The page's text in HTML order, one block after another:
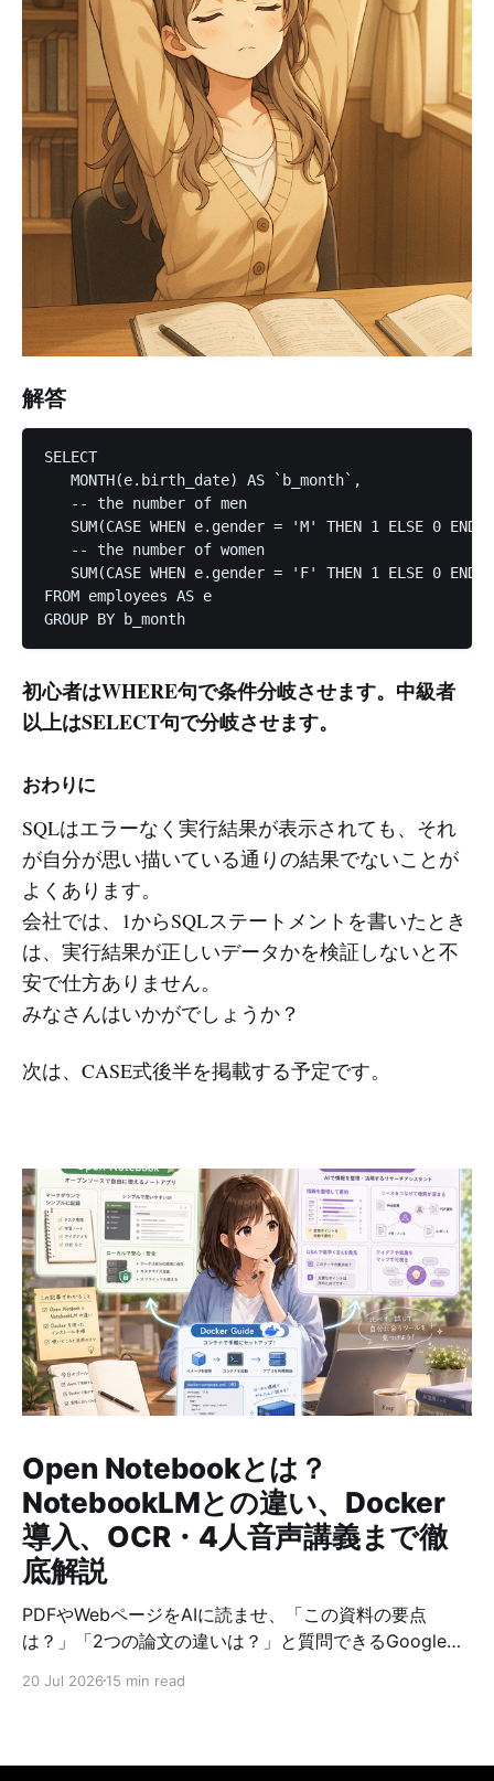
解答
SELECT
   MONTH(e.birth_date) AS `b_month`,
   -- the number of men
SUM(CASE WHEN e.gender = 'M' THEN 1 ELSE 0 END)
   -- the number of women
SUM(CASE WHEN e.gender = 'F' THEN 1 ELSE 0 END)
FROM employees AS e
初心者はWHERE句で条件分岐させます。中級者
以上はSELECT句で分岐させます。
おわりに
SQLはエラーなく実行結果が表示されても、それ
が自分が思い描いている通りの結果でないことが
よくあります。
会社では、1からSQLステートメントを書いたとき
は、実行結果が正しいデータかを検証しないと不
安で仕方ありません。
みなさんはいかがでしょうか？
次は、CASE式後半を掲載する予定です。
Open Notebookとは？
NotebookLMとの違い、Docker
導入、OCR・4人音声講義まで徹
底解説
PDFやWebページをAIに読ませ、「この資料の要点
は？」「2つの論文の違いは？」と質問できるGoogleの
た。 一方で、使うAIモデルを選びたい、資料を自分の
オープンソースのOpen Notebookです。 Open
20 Jul 2026 15 min read